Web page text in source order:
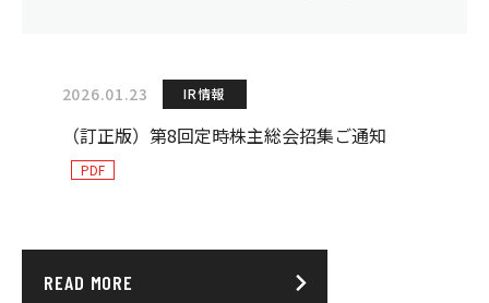
2026.01.23 IR情報
（訂正版）第8回定時株主総会招集ご通知
READ MORE